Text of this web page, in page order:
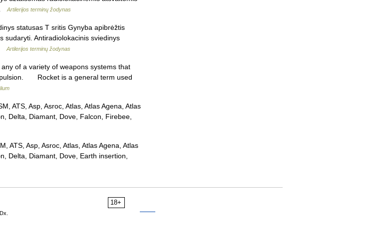
Artilerijos terminų žodynas
statusas T sritis Gynyba apibrėžtis
sudaryti. Antiradiolokacinis sviedinys
Artilerijos terminų žodynas
of a variety of weapons systems that
Rocket is a general term used
ATS, Asp, Asroc, Atlas, Atlas Agena, Atlas
Delta, Diamant, Dove, Falcon, Firebee,
ATS, Asp, Asroc, Atlas, Atlas Agena, Atlas
Delta, Diamant, Dove, Earth insertion,
18+